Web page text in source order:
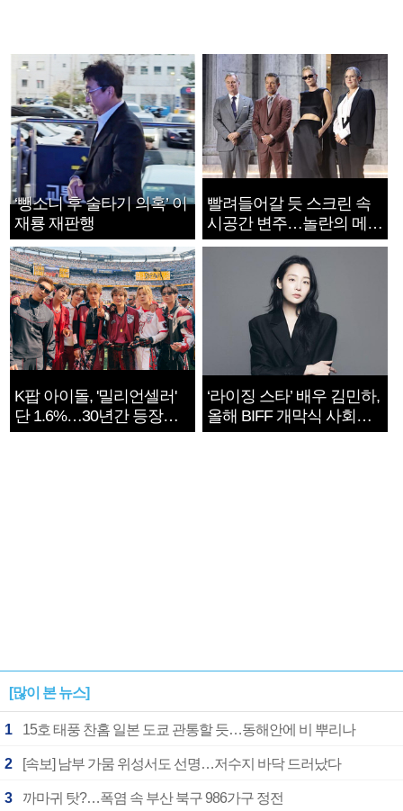
‘뺑소니 후 술타기 의혹’ 이
재룡 재판행
빨려들어갈 듯 스크린 속
시공간 변주…놀란의 메시
지는 ‘전쟁 속죄’
K팝 아이돌, '밀리언셀러'
단 1.6%…30년간 등장
1182개팀 전수조사
‘라이징 스타’ 배우 김민하,
올해 BIFF 개막식 사회자
확정
[많이 본 뉴스]
1 15호 태풍 찬홈 일본 도쿄 관통할 듯…동해안에 비 뿌리나
2 [속보] 남부 가뭄 위성서도 선명…저수지 바닥 드러났다
3 까마귀 탓?…폭염 속 부산 북구 986가구 정전